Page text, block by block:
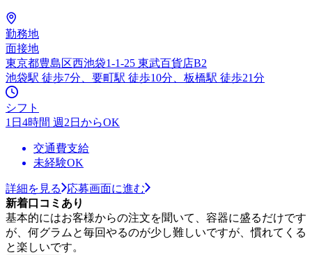
勤務地
面接地
東京都豊島区西池袋1-1-25 東武百貨店B2
池袋駅 徒歩7分、要町駅 徒歩10分、板橋駅 徒歩21分
シフト
1日4時間 週2日からOK
交通費支給
未経験OK
詳細を見る
応募画面に進む
新着口コミあり
基本的にはお客様からの注文を聞いて、容器に盛るだけです
が、何グラムと毎回やるのが少し難しいですが、慣れてくる
と楽しいです。